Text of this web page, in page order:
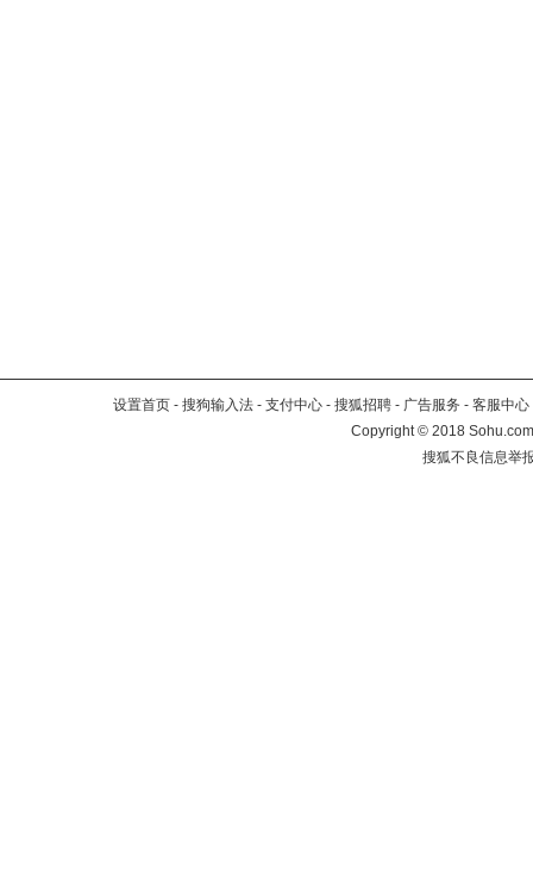
设置首页 - 搜狗输入法 - 支付中心 - 搜狐招聘 - 广告服务 - 客服中心
Copyright©2018
搜狐不良信息举